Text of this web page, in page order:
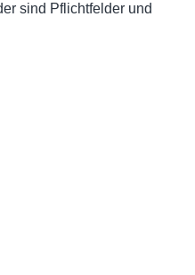
sind Pflichtfelder und